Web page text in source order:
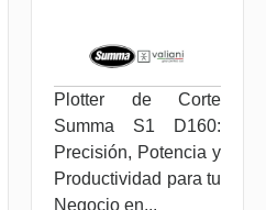
Plotter de Corte
Summa S1 D160:
Precisión, Potencia y
Productividad para tu
Negocio en...